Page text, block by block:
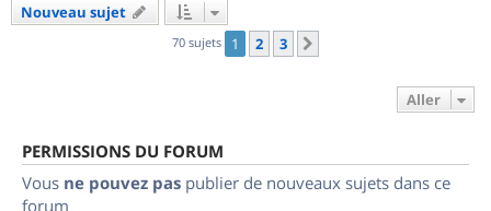
Nouveau sujet
70 sujets 1 2 3
Aller
PERMISSIONS DU FORUM
Vous ne pouvez pas publier de nouveaux sujets dans ce
forum